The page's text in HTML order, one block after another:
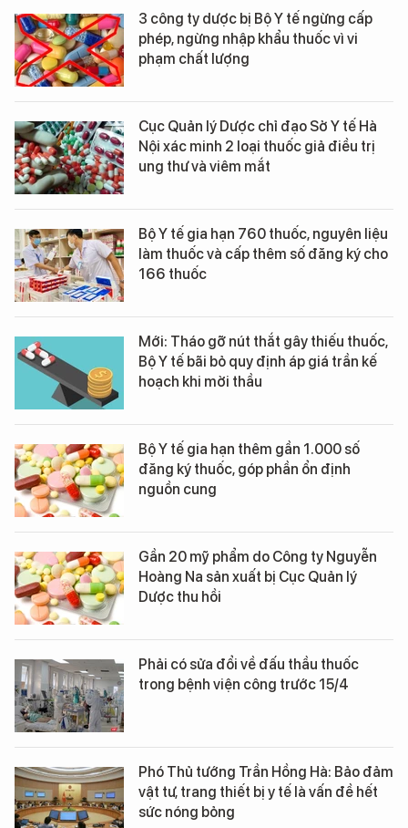
3 công ty dược bị Bộ Y tế ngừng cấp
phép, ngừng nhập khẩu thuốc vì vi
phạm chất lượng
Cục Quản lý Dược chỉ đạo Sở Y tế Hà
Nội xác minh 2 loại thuốc giả điều trị
ung thư và viêm mắt
Bộ Y tế gia hạn 760 thuốc, nguyên liệu
làm thuốc và cấp thêm số đăng ký cho
166 thuốc
Mới: Tháo gỡ nút thắt gây thiếu thuốc,
Bộ Y tế bãi bỏ quy định áp giá trần kế
hoạch khi mời thầu
Bộ Y tế gia hạn thêm gần 1.000 số
đăng ký thuốc, góp phần ổn định
nguồn cung
Gần 20 mỹ phẩm do Công ty Nguyễn
Hoàng Na sản xuất bị Cục Quản lý
Dược thu hồi
Phải có sửa đổi về đấu thầu thuốc
trong bệnh viện công trước 15/4
Phó Thủ tướng Trần Hồng Hà: Bảo đảm
vật tư, trang thiết bị y tế là vấn đề hết
sức nóng bỏng